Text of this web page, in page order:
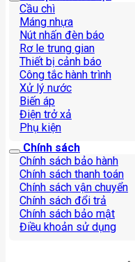
Cầu chì
Máng nhựa
Nút nhấn đèn báo
Rơ le trung gian
Thiết bị cảnh báo
Công tắc hành trình
Xử lý nước
Biến áp
Điện trở xả
Phụ kiện
Chính sách
Chính sách bảo hành
Chính sách thanh toán
Chính sách vận chuyển
Chính sách đổi trả
Chính sách bảo mật
Điều khoản sử dụng